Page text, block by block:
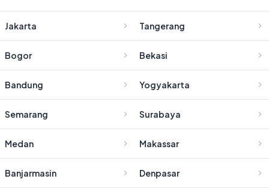
Jakarta Tangerang
Bogor Bekasi
Bandung Yogyakarta
Semarang Surabaya
Medan Makassar
Banjarmasin Denpasar